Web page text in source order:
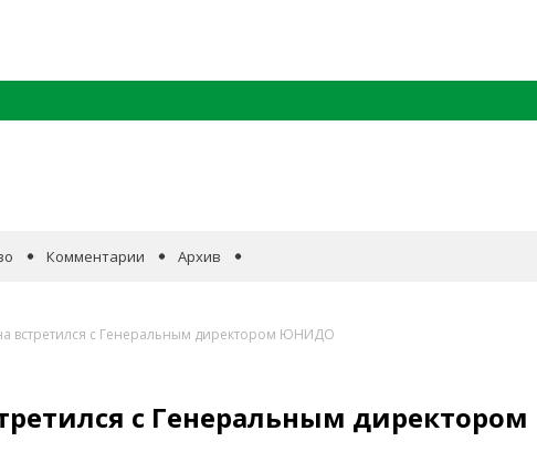
Комментарии Архив
встретился с Генеральным директором ЮНИДО
с Генеральным директором